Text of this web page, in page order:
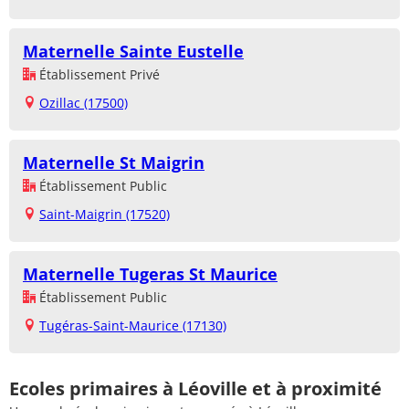
Maternelle Sainte Eustelle
Établissement Privé
Ozillac (17500)
Maternelle St Maigrin
Établissement Public
Saint-Maigrin (17520)
Maternelle Tugeras St Maurice
Établissement Public
Tugéras-Saint-Maurice (17130)
Ecoles primaires à Léoville et à proximité